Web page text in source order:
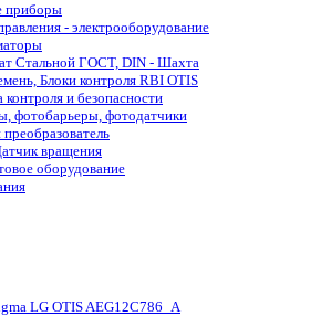
приборы
- электрооборудование
Стальной ГОСТ, DIN - Шахта
Блоки контроля RBI OTIS
контроля и безопасности
фотобарьеры, фотодатчики
вращения
оборудование
LG OTIS AEG12C786_A